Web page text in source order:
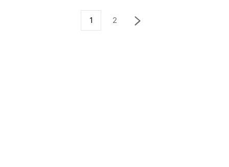
1 2